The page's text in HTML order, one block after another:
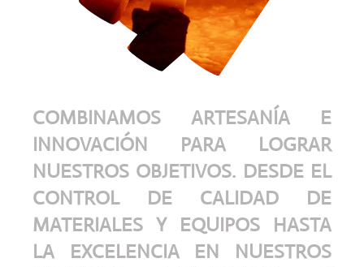
COMBINAMOS ARTESANÍA E
INNOVACIÓN PARA LOGRAR
NUESTROS OBJETIVOS. DESDE EL
CONTROL DE CALIDAD DE
MATERIALES Y EQUIPOS HASTA
LA EXCELENCIA EN NUESTROS